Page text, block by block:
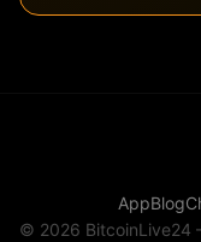
AppBlog
© 2026 BitcoinLive24